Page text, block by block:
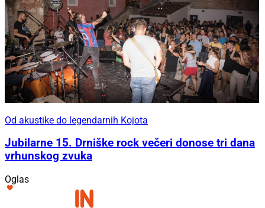
Od akustike do legendarnih Kojota
Jubilarne 15. Drniške rock večeri donose tri dana
vrhunskog zvuka
Oglas